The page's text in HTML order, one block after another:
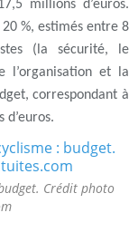
millions d’euros.
%, estimés entre 8
(la sécurité, le
l’organisation et la
correspondant à
Crédit photo